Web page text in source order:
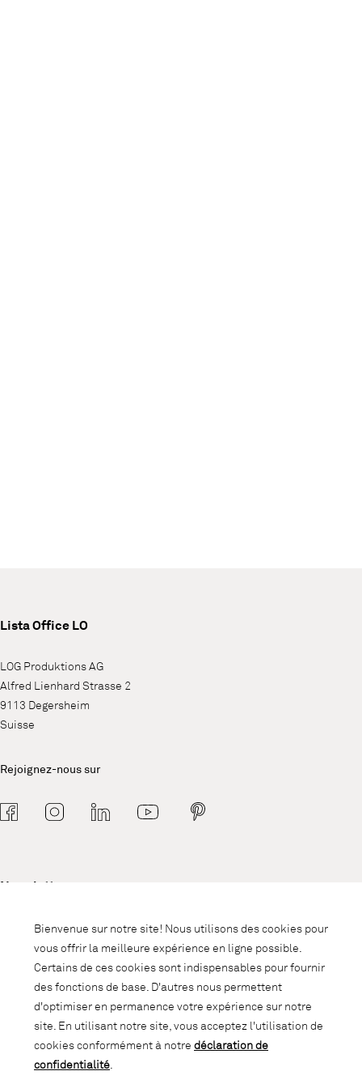
Lista Office LO
LOG Produktions AG
Alfred Lienhard Strasse 2
9113 Degersheim
Suisse
Rejoignez-nous sur
Newsletter
Abonnez-vous à notre newsletter et
soyez informé des promotions, des
nouveautés et des trends d'intérieur.
Bienvenue sur notre site! Nous utilisons des cookies pour
vous offrir la meilleure expérience en ligne possible.
Certains de ces cookies sont indispensables pour fournir
des fonctions de base. D'autres nous permettent
d'optimiser en permanence votre expérience sur notre
site. En utilisant notre site, vous acceptez l'utilisation de
cookies conformément à notre déclaration de
confidentialité